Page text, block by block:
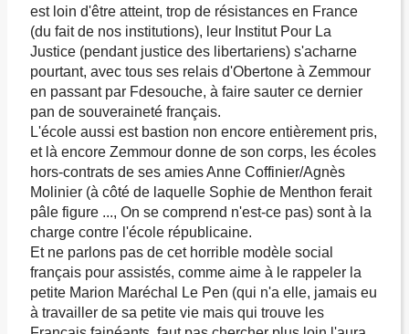
est loin d'être atteint, trop de résistances en France
(du fait de nos institutions), leur Institut Pour La
Justice (pendant justice des libertariens) s'acharne
pourtant, avec tous ses relais d'Obertone à Zemmour
en passant par Fdesouche, à faire sauter ce dernier
pan de souveraineté français.
L'école aussi est bastion non encore entièrement pris,
et là encore Zemmour donne de son corps, les écoles
hors-contrats de ses amies Anne Coffinier/Agnès
Molinier (à côté de laquelle Sophie de Menthon ferait
pâle figure ..., On se comprend n'est-ce pas) sont à la
charge contre l'école républicaine.
Et ne parlons pas de cet horrible modèle social
français pour assistés, comme aime à le rappeler la
petite Marion Maréchal Le Pen (qui n'a elle, jamais eu
à travailler de sa petite vie mais qui trouve les